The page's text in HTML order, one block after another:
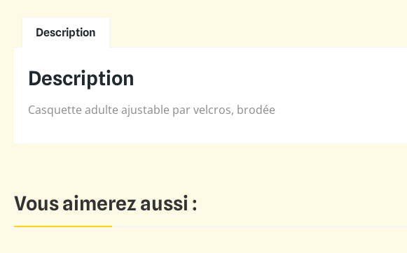
Description
Description
Casquette adulte ajustable par velcros, brodée
Vous aimerez aussi :